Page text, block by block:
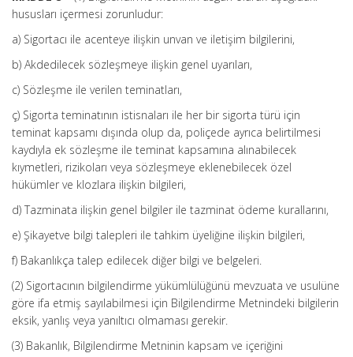
hususları içermesi zorunludur:
a) Sigortacı ile acenteye ilişkin unvan ve iletişim bilgilerini,
b) Akdedilecek sözleşmeye ilişkin genel uyarıları,
c) Sözleşme ile verilen teminatları,
ç) Sigorta teminatının istisnaları ile her bir sigorta türü için
teminat kapsamı dışında olup da, poliçede ayrıca belirtilmesi
kaydıyla ek sözleşme ile teminat kapsamına alınabilecek
kıymetleri, rizikoları veya sözleşmeye eklenebilecek özel
hükümler ve klozlara ilişkin bilgileri,
d) Tazminata ilişkin genel bilgiler ile tazminat ödeme kurallarını,
e) Şikayetve bilgi talepleri ile tahkim üyeliğine ilişkin bilgileri,
f) Bakanlıkça talep edilecek diğer bilgi ve belgeleri.
(2) Sigortacının bilgilendirme yükümlülüğünü mevzuata ve usulüne
göre ifa etmiş sayılabilmesi için Bilgilendirme Metnindeki bilgilerin
eksik, yanlış veya yanıltıcı olmaması gerekir.
(3) Bakanlık, Bilgilendirme Metninin kapsam ve içeriğini